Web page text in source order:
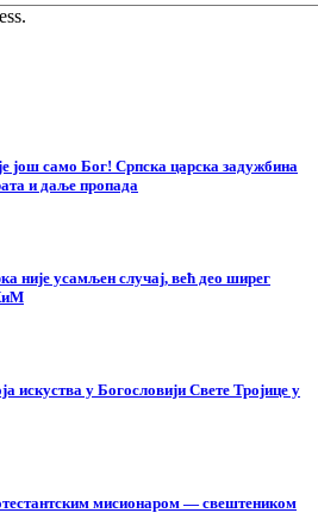
још само Бог! Српска царска задужбина
и даље пропада
није усамљен случај, већ део ширег
искуства у Богословији Свете Тројице у
мисионаром — свештеником